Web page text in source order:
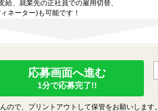
、就業先の正社員での雇用切替、
ネーター)も可能です！
応募画面へ進む
1分で応募完了!!
で、プリントアウトして保管をお願いします。